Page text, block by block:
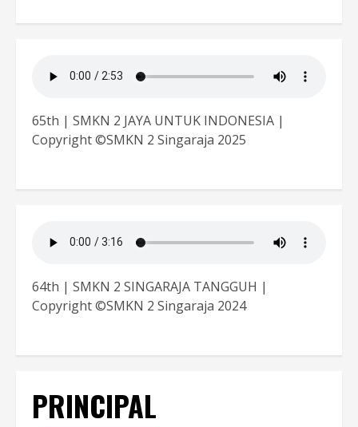
65th | SMKN 2 JAYA UNTUK INDONESIA |
Copyright ©SMKN 2 Singaraja 2025
64th | SMKN 2 SINGARAJA TANGGUH |
Copyright ©SMKN 2 Singaraja 2024
PRINCIPAL